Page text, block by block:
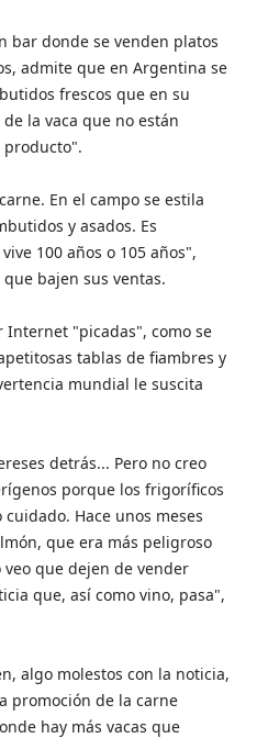
bar donde se venden platos
admite que en Argentina se
frescos que en su
la vaca que no están
En el campo se estila
y asados. Es
100 años o 105 años",
bajen sus ventas.
Internet "picadas", como se
tablas de fiambres y
mundial le suscita
detrás... Pero no creo
porque los frigoríficos
Hace unos meses
que era más peligroso
que dejen de vender
que, así como vino, pasa",
algo molestos con la noticia,
promoción de la carne
hay más vacas que